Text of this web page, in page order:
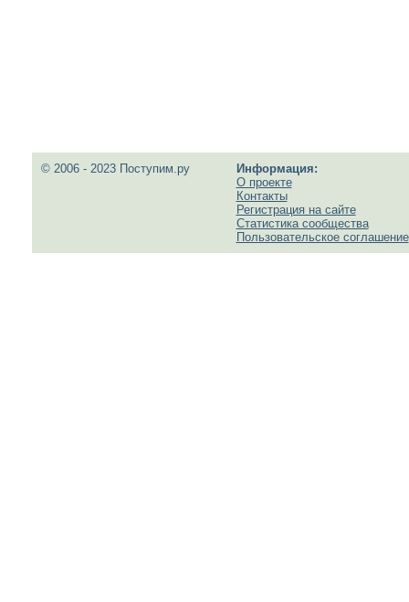
© 2006 - 2023 Поступим.ру
Информация:
О проекте
Контакты
Регистрация на сайте
Статистика сообщества
Пользовательское соглашение